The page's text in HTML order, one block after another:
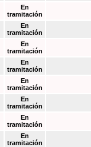
En
tramitación
En
tramitación
En
tramitación
En
tramitación
En
tramitación
En
tramitación
En
tramitación
En
tramitación